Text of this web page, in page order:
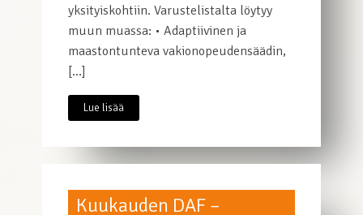
yksityiskohtiin. Varustelistalta löytyy
muun muassa: • Adaptiivinen ja
maastontunteva vakionopeudensäädin,
[…]
Lue lisää
Kuukauden DAF –